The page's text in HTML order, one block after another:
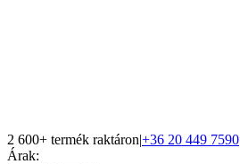
2 600+ termék raktáron|+36 20 449 7590
Árak: